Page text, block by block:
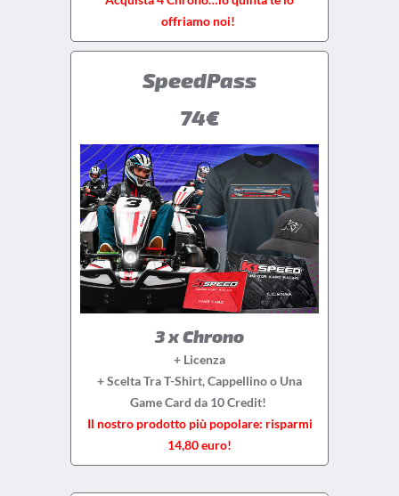
offriamo noi!
SpeedPass
74€
3 x Chrono
+ Licenza
+ Scelta Tra T-Shirt, Cappellino o Una
Game Card da 10 Credit!
Il nostro prodotto più popolare: risparmi
14,80 euro!